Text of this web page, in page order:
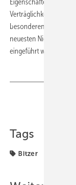
Verträglichkeit wurde
besonderen
neuesten Niedrig-
eingeführt wurden.
Tags
Bitzer